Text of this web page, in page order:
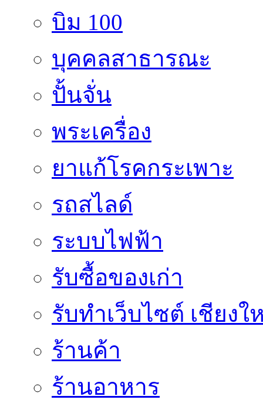
บิม 100
บุคคลสาธารณะ
ปั้นจั่น
พระเครื่อง
ยาแก้โรคกระเพาะ
รถสไลด์
ระบบไฟฟ้า
รับซื้อของเก่า
รับทำเว็บไซต์ เชียงใ
ร้านค้า
ร้านอาหาร